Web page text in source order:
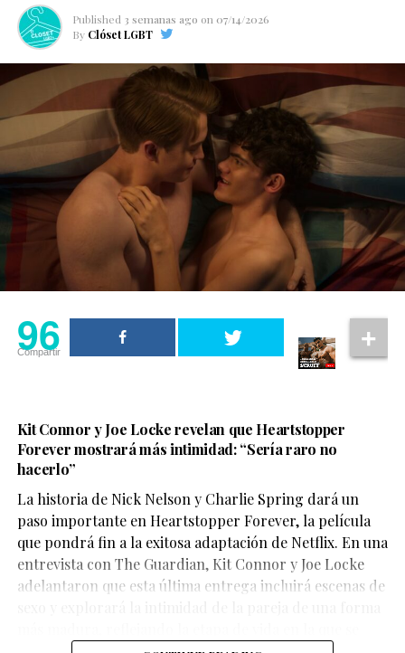
Aunque su participación no ocupa gran parte del
metraje, el actor logra dejar una fuerte impresión. Su
personaje,Sinon, juega un papel clave en la historia y
aporta una mirada profundamente humana sobre las
Published 3 semanas ago on 07/14/2026
By Clóset LGBT
96
Compartir
Kit Connor y Joe Locke revelan que Heartstopper
Forever mostrará más intimidad: “Sería raro no
hacerlo”
La historia de Nick Nelson y Charlie Spring dará un
paso importante en Heartstopper Forever, la película
que pondrá fin a la exitosa adaptación de Netflix. En una
entrevista con The Guardian, Kit Connor y Joe Locke
adelantaron que esta última entrega incluirá escenas de